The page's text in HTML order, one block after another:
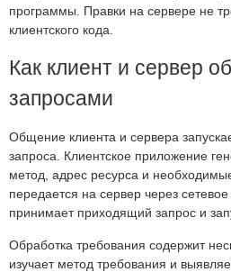
программы. Правки на сервере не
клиентского кода.
Как клиент и сервер
запросами
Общение клиента и сервера
запроса. Клиентское приложение
метод, адрес ресурса и
передается на сервер через
принимает приходящий запрос и
Обработка требования содержит
изучает метод требования и